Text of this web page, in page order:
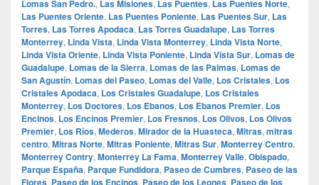
Lomas San Pedro., Las Misiones, Las Puentes, Las Puentes Norte,
Las Puentes Oriente, Las Puentes Poniente, Las Puentes Sur, Las
Torres, Las Torres Apodaca, Las Torres Guadalupe, Las Torres
Monterrey, Linda Vista, Linda Vista Monterrey, Linda Vista Norte,
Linda Vista Oriente, Linda Vista Poniente, Linda Vista Sur, Lomas de
Guadalupe, Lomas de la Sierra, Lomas de las Palmas, Lomas de
San Agustín, Lomas del Paseo, Lomas del Valle, Los Cristales, Los
Cristales Apodaca, Los Cristales Guadalupe, Los Cristales
Monterrey, Los Doctores, Los Ebanos, Los Ebanos Premier, Los
Encinos, Los Encinos Premier, Los Fresnos, Los Olivos, Los Olivos
Premier, Los Ríos, Mederos, Mirador de la Huasteca, Mitras, mitras
centro, Mitras Norte, Mitras Poniente, Mitras Sur, Monterrey Centro,
Monterrey Contry, Monterrey La Fama, Monterrey Valle, Obispado,
Parque España, Parque Fundidora, Paseo de Cumbres, Paseo de las
Flores, Paseo de los Encinos, Paseo de los Leones, Paseo de los